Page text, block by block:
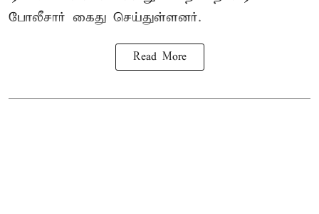
போலீசார் கைது செய்துள்ளனர்.
Read More